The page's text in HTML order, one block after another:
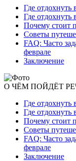
Где отдохнуть
Где отдохнуть
Почему стоит
Советы
FAQ: Часто
феврале
Заключение
О ЧЁМ ПОЙДЁТ
Где отдохнуть
Где отдохнуть
Почему стоит
Советы
FAQ: Часто
феврале
Заключение